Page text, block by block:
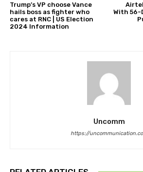
Trump’s VP choose Vance
hails boss as fighter who
cares at RNC | US Election
2024 Information
With 56-
Uncomm
https://